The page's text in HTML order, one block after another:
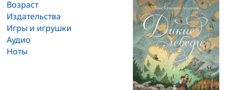
Возраст
Издательства
Игры и игрушки
Аудио
Ноты